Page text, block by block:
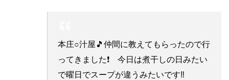
本庄○汁屋🎵仲間に教えてもらったので行
ってきました❗ 今日は煮干しの日みたい
で曜日でスープが違うみたいです‼️